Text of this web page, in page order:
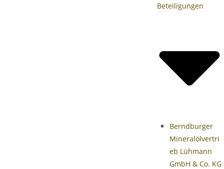
Beteiligungen
Berndburger
Mineralölvertri
eb Lühmann
GmbH & Co. KG